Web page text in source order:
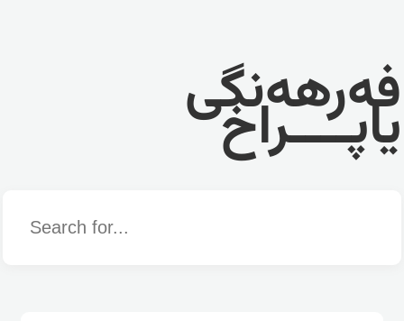
فەرهەنگی
یاپــــراخ
Word